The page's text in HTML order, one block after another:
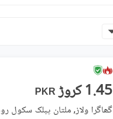
PKR 1.45 کروڑ
گھاگرا ولاز, ملتان پبلک سکول